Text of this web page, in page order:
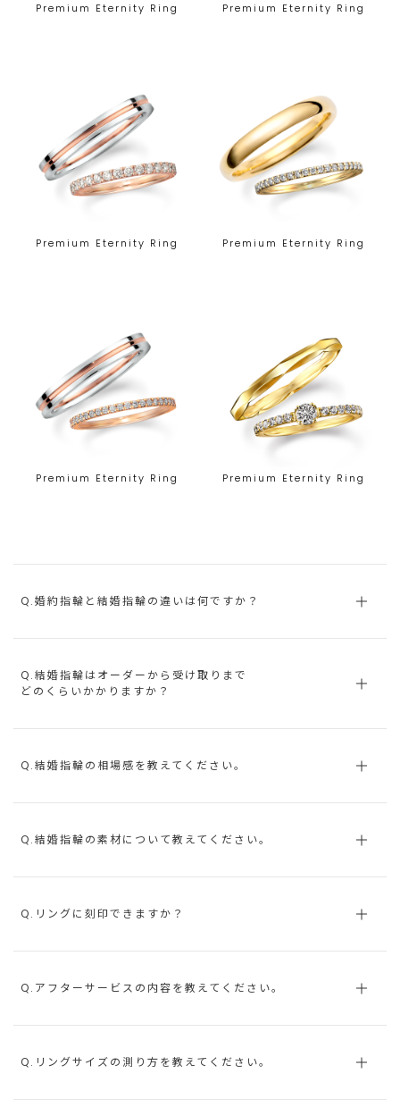
Premium Eternity Ring Premium Eternity Ring
Premium Eternity Ring Premium Eternity Ring
Premium Eternity Ring Premium Eternity Ring
Q.婚約指輪と結婚指輪の違いは何ですか？
Q.結婚指輪はオーダーから受け取りまで
どのくらいかかりますか？
Q.結婚指輪の相場感を教えてください。
Q.結婚指輪の素材について教えてください。
Q.リングに刻印できますか？
Q.アフターサービスの内容を教えてください。
Q.リングサイズの測り方を教えてください。